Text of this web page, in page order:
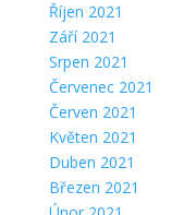
Říjen 2021
Září 2021
Srpen 2021
Červenec 2021
Červen 2021
Květen 2021
Duben 2021
Březen 2021